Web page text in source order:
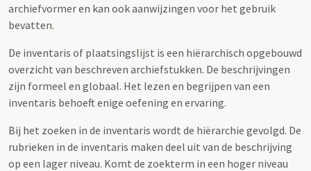
archiefvormer en kan ook aanwijzingen voor het gebruik
bevatten.
De inventaris of plaatsingslijst is een hiërarchisch opgebouwd
overzicht van beschreven archiefstukken. De beschrijvingen
zijn formeel en globaal. Het lezen en begrijpen van een
inventaris behoeft enige oefening en ervaring.
Bij het zoeken in de inventaris wordt de hiërarchie gevolgd. De
rubrieken in de inventaris maken deel uit van de beschrijving
op een lager niveau. Komt de zoekterm in een hoger niveau